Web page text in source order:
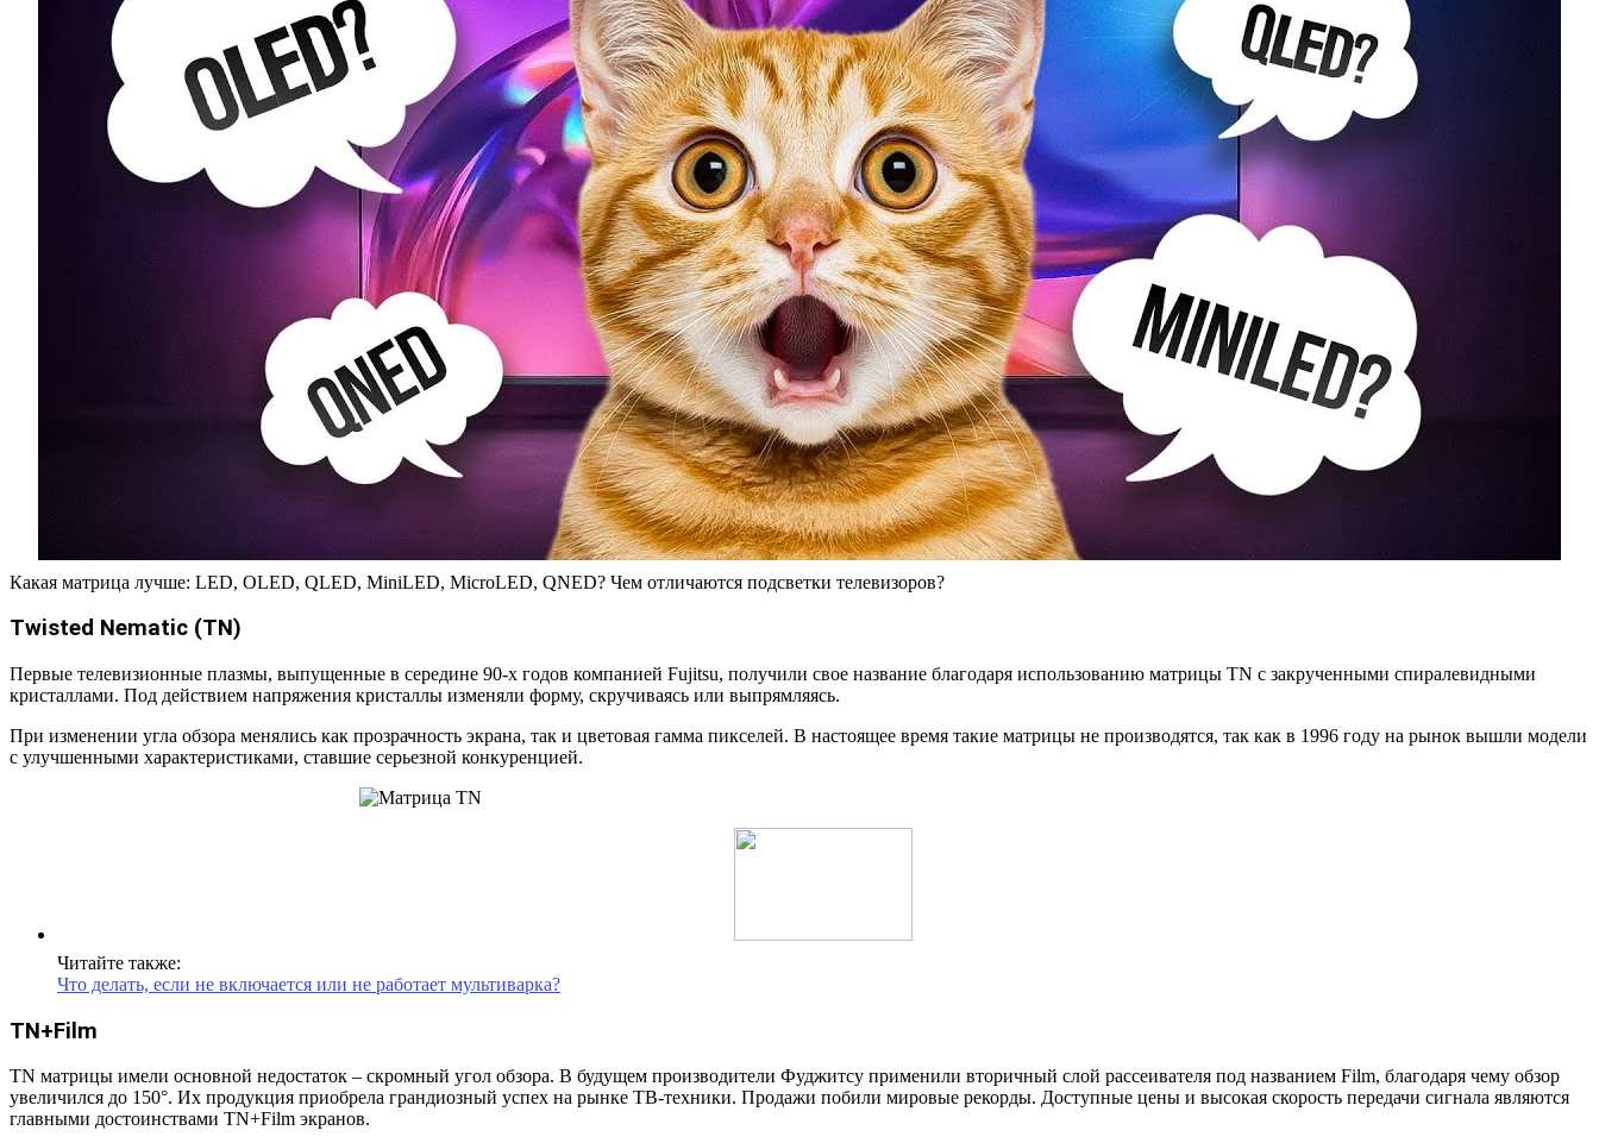
Какая матрица лучше: LED, OLED, QLED, MiniLED, MicroLED, QNED? Чем отличаются подсветки телевизоров?
Twisted Nematic (TN)
Первые телевизионные плазмы, выпущенные в середине 90-х годов компанией Fujitsu, получили свое название благодаря использованию матрицы TN с закрученными спиралевидными
кристаллами. Под действием напряжения кристаллы изменяли форму, скручиваясь или выпрямляясь.
При изменении угла обзора менялись как прозрачность экрана, так и цветовая гамма пикселей. В настоящее время такие матрицы не производятся, так как в 1996 году на рынок вышли модели
с улучшенными характеристиками, ставшие серьезной конкуренцией.
Читайте также:
Что делать, если не включается или не работает мультиварка?
TN+Film
TN матрицы имели основной недостаток – скромный угол обзора. В будущем производители Фуджитсу применили вторичный слой рассеивателя под названием Film, благодаря чему обзор
увеличился до 150°. Их продукция приобрела грандиозный успех на рынке ТВ-техники. Продажи побили мировые рекорды. Доступные цены и высокая скорость передачи сигнала являются
главными достоинствами TN+Film экранов.